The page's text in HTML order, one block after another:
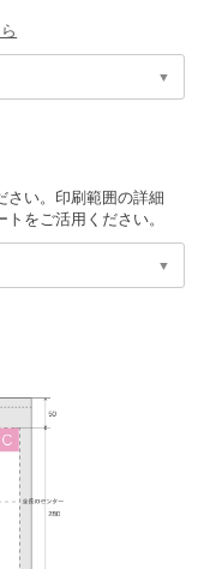
さい。印刷範囲の詳細
をご活用ください。